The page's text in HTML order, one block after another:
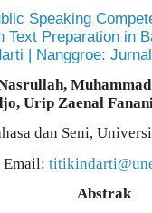
Speaking
Text Preparation in
| Nanggroe:
Urip Zaenal
dan Seni,
Email:
Abstrak